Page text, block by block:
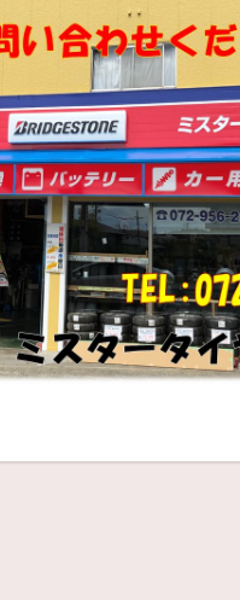
タイヤ交換です(^^♪
いただきありがとうございます
スタッフ日記
のタイヤ交換(^^♪
いただきありがとうございます
スタッフ日記
αのタイヤ交換です(^^♪
いただきありがとうございます
スタッフ日記